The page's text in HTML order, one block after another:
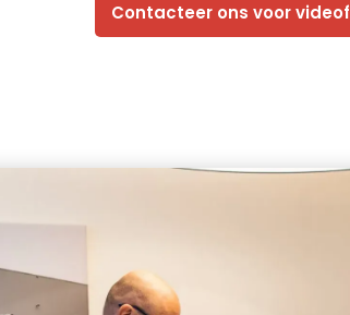
Contacteer ons voor